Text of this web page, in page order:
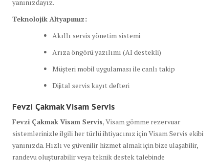
yanınızdayız.
Teknolojik Altyapımız:
Akıllı servis yönetim sistemi
Arıza öngörü yazılımı (AI destekli)
Müşteri mobil uygulaması ile canlı takip
Dijital servis kayıt defteri
Fevzi Çakmak Visam Servis
Fevzi Çakmak Visam Servis, Visam gömme rezervuar
sistemlerinizle ilgili her türlü ihtiyacınız için Visam Servis ekibi
yanınızda. Hızlı ve güvenilir hizmet almak için bize ulaşabilir,
randevu oluşturabilir veya teknik destek talebinde